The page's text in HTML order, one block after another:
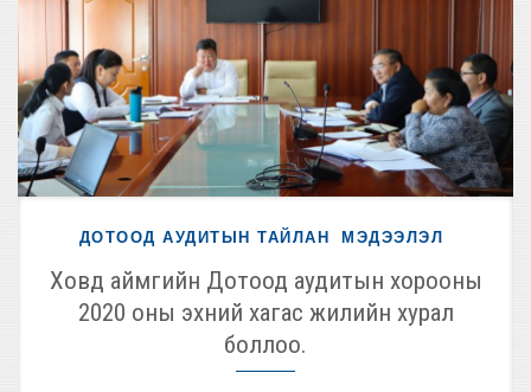
ДОТООД АУДИТЫН ТАЙЛАН МЭДЭЭЛЭЛ
Ховд аймгийн Дотоод аудитын хорооны
2020 оны эхний хагас жилийн хурал
боллоо.